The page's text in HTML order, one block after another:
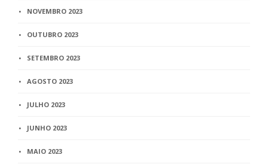
NOVEMBRO 2023
OUTUBRO 2023
SETEMBRO 2023
AGOSTO 2023
JULHO 2023
JUNHO 2023
MAIO 2023